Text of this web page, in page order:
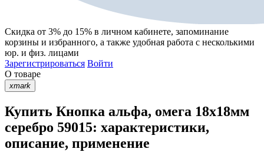
Скидка от 3% до 15% в личном кабинете, запоминание
корзины и избранного, а также удобная работа с несколькими
юр. и физ. лицами
Зарегистрироваться Войти
О товаре
xmark
Купить Кнопка альфа, омега 18х18мм
серебро 59015: характеристики,
описание, применение